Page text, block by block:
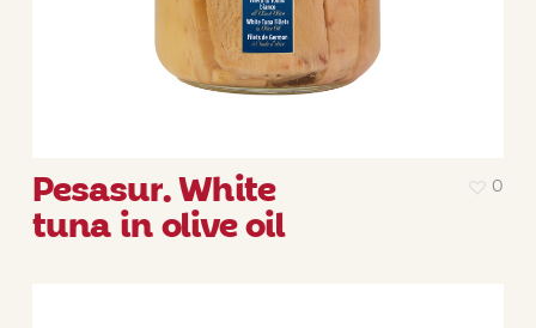
Pesasur. White
tuna in olive oil
0